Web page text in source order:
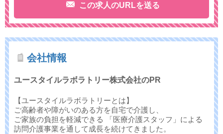
この求人のURLを送る
会社情報
ユースタイルラボラトリー株式会社のPR
【ユースタイルラボラトリーとは】
ご高齢者や障がいのある方を自宅で介護し、
ご家族の負担を軽減できる 「医療介護スタッフ」による
訪問介護事業を通して成長を続けてきました。